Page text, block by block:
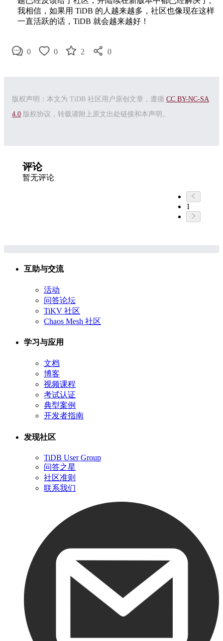
我相信，如果用 TiDB 的人越来越多，社区也像现在这样
一直活跃的话，TiDB 就会越来越好！
0 0 2 0
版权声明：本文为 TiDB 社区用户原创文章，遵循 CC BY-NC-SA
4.0 版权协议，转载请附上原文出处链接和本声明。
评论
暂无评论
1
互助与交流
活动
问答论坛
TiKV 社区
Chaos Mesh 社区
学习与应用
文档
博客
视频课程
考试认证
典型案例
开发者指南
发现社区
TiDB User Group
问答之星
社区准则
联系我们